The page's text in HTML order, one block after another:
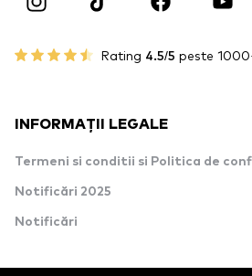
Rating 4.5/5 peste
INFORMAȚII LEGALE
Termeni si conditii si Politica de
Notificări 2025
Notificări